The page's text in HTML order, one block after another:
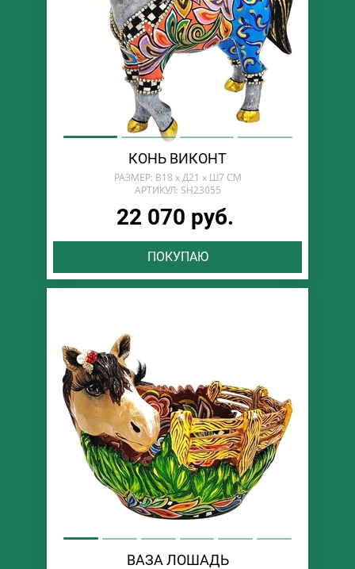
КОНЬ ВИКОНТ
РАЗМЕР: В18 х Д21 х Ш7 СМ
АРТИКУЛ: SH23055
22 070 руб.
ПОКУПАЮ
ВАЗА ЛОШАДЬ